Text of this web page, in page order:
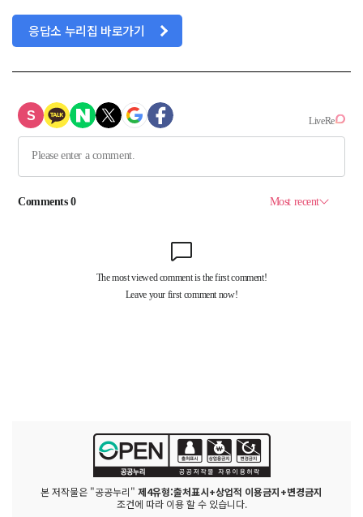
응답소 누리집 바로가기
본 저작물은 "공공누리" 제4유형:출처표시+상업적 이용금지+변경금지
조건에 따라 이용 할 수 있습니다.